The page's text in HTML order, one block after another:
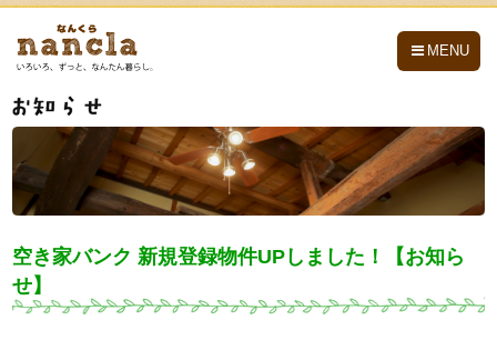
MENU
空き家バンク 新規登録物件UPしました！【お知ら
せ】